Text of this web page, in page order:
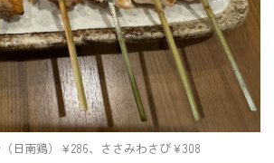
日南鶏）￥286、ささみわさび￥308